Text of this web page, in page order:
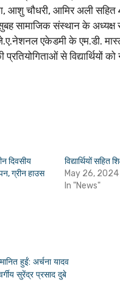
आशु चौधरी, आमिर अली
सामाजिक संस्थान के अध्यक्ष
एकेडमी के एम.डी. मास्टर
से विद्यार्थियों
दिवसीय
ग्रीन हाउस
विद्यार्थियों सहित
May 26, 2024
In "News"
हुईं: अर्चना यादव
सुरेंद्र प्रसाद दुबे